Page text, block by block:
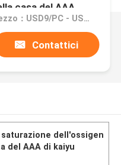
casa del AAA
Prezzo：USD9/PC - USD12PC
Contattici
dell'ossigen
del AAA di kaiyu